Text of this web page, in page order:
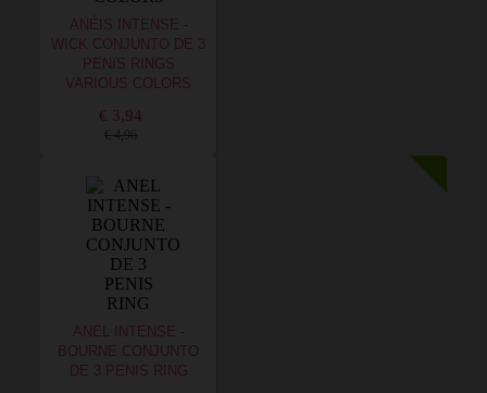
ANÉIS INTENSE -
WICK CONJUNTO DE 3
PENIS RINGS
VARIOUS COLORS
€ 3,94
€ 4,96
ANEL INTENSE -
BOURNE CONJUNTO
DE 3 PENIS RING